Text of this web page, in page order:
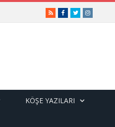
RSSFacebook
TwitterInstagram
KÖŞE YAZILARI